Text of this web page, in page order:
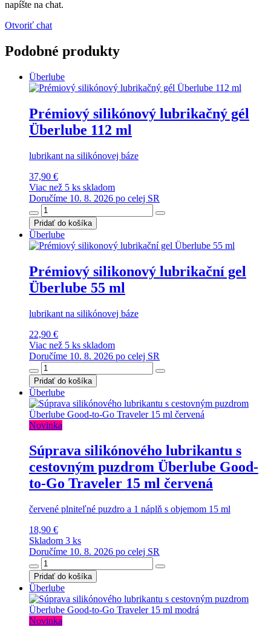
napíšte na chat.
Otvoriť chat
Podobné produkty
Überlube
Prémiový silikónový lubrikačný gél
Überlube 112 ml
lubrikant na silikónovej báze
37,90 €
Viac než 5 ks skladom
Doručíme 10. 8. 2026 po celej SR
Pridať do košíka
Überlube
Prémiový silikonový lubrikační gel
Überlube 55 ml
lubrikant na silikónovej báze
22,90 €
Viac než 5 ks skladom
Doručíme 10. 8. 2026 po celej SR
Pridať do košíka
Überlube
Novinka
Súprava silikónového lubrikantu s
cestovným puzdrom Überlube Good-
to-Go Traveler 15 ml červená
červené plniteľné puzdro a 1 náplň s objemom 15 ml
18,90 €
Skladom 3 ks
Doručíme 10. 8. 2026 po celej SR
Pridať do košíka
Überlube
Novinka